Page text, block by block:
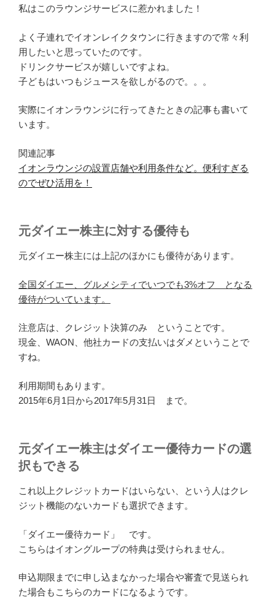
私はこのラウンジサービスに惹かれました！
よく子連れでイオンレイクタウンに行きますので常々利
用したいと思っていたのです。
ドリンクサービスが嬉しいですよね。
子どもはいつもジュースを欲しがるので。。。
実際にイオンラウンジに行ってきたときの記事も書いて
います。
関連記事
イオンラウンジの設置店舗や利用条件など。便利すぎる
のでぜひ活用を！
元ダイエー株主に対する優待も
元ダイエー株主には上記のほかにも優待があります。
全国ダイエー、グルメシティでいつでも3%オフ となる
優待がついています。
注意店は、クレジット決算のみ ということです。
現金、WAON、他社カードの支払いはダメということで
すね。
利用期間もあります。
2015年6月1日から2017年5月31日 まで。
元ダイエー株主はダイエー優待カードの選
択もできる
これ以上クレジットカードはいらない、という人はクレ
ジット機能のないカードも選択できます。
「ダイエー優待カード」 です。
こちらはイオングループの特典は受けられません。
申込期限までに申し込まなかった場合や審査で見送られ
た場合もこちらのカードになるようです。